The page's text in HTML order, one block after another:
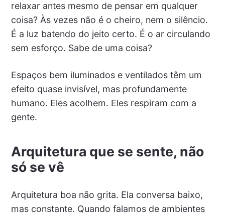
relaxar antes mesmo de pensar em qualquer
coisa? Às vezes não é o cheiro, nem o silêncio.
É a luz batendo do jeito certo. É o ar circulando
sem esforço. Sabe de uma coisa?
Espaços bem iluminados e ventilados têm um
efeito quase invisível, mas profundamente
humano. Eles acolhem. Eles respiram com a
gente.
Arquitetura que se sente, não
só se vê
Arquitetura boa não grita. Ela conversa baixo,
mas constante. Quando falamos de ambientes